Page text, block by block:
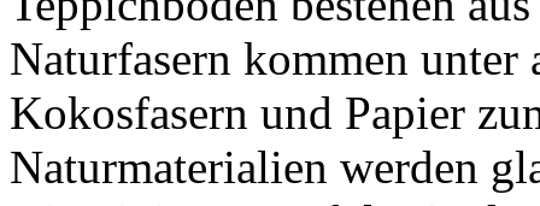
Naturfasern kommen unter
Kokosfasern und Papier
Naturmaterialien werden